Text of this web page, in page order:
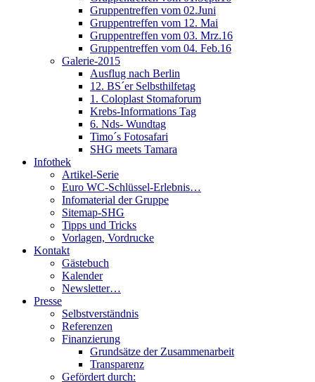
Gruppentreffen vom 02.Juni
Gruppentreffen vom 12. Mai
Gruppentreffen vom 03. Mrz.16
Gruppentreffen vom 04. Feb.16
Galerie-2015
Ausflug nach Berlin
12. BS´er Selbsthilfetag
1. Coloplast Stomaforum
Krebs-Informations Tag
6. Nds- Wundtag
Timo´s Fotosafari
SHG meets Tamara
Infothek
Artikel-Serie
Euro WC-Schlüssel-Erlebnis…
Infomaterial der Gruppe
Sitemap-SHG
Tipps und Tricks
Vorlagen, Vordrucke
Kontakt
Gästebuch
Kalender
Newsletter…
Presse
Selbstverständnis
Referenzen
Finanzierung
Grundsätze der Zusammenarbeit
Transparenz
Gefördert durch: